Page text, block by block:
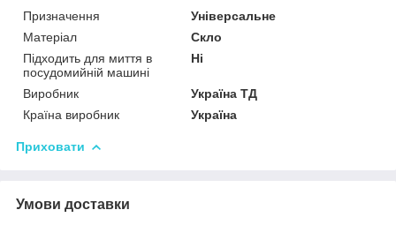
Призначення
Універсальне
Матеріал
Скло
Підходить для миття в
посудомийній машині
Ні
Виробник
Україна ТД
Країна виробник
Україна
Приховати
Умови доставки